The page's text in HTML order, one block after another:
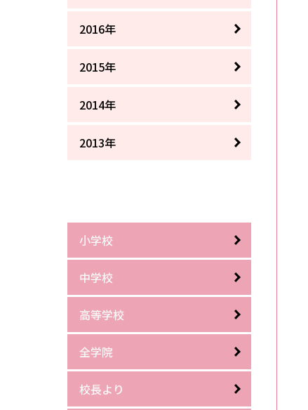
2016年
2015年
2014年
2013年
小学校
中学校
高等学校
全学院
校長より